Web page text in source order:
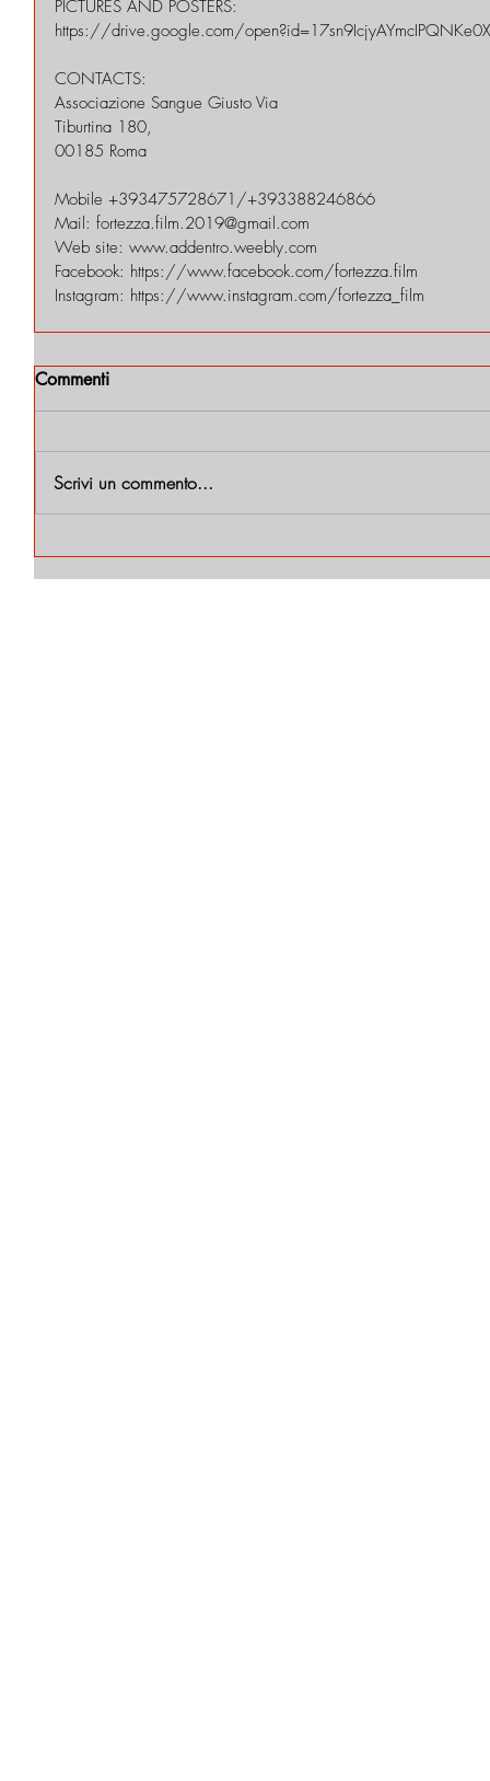
PICTURES AND POSTERS:
https://drive.google.com/
CONTACTS:
Associazione Sangue Giusto Via
Tiburtina 180,
00185 Roma
Mobile +393475728671/+393388246866
Mail: fortezza.film.2019@gmail.com
Web site: www.addentro.weebly.com
Facebook: https://www.facebook.com/fortezza.film
Instagram: https://www.instagram.com/fortezza_film
Commenti
Scrivi un commento...